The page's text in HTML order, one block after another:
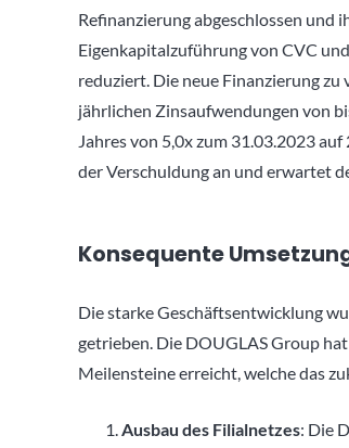
Refinanzierung abgeschlossen und
Eigenkapitalzuführung von CVC
reduziert. Die neue Finanzierung
jährlichen Zinsaufwendungen von
Jahres von 5,0x zum 31.03.2023
der Verschuldung an und erwartet
Konsequente
Die starke Geschäftsentwicklung
getrieben. Die DOUGLAS Group
Meilensteine erreicht, welche das
Ausbau des Filialnetzes: Die